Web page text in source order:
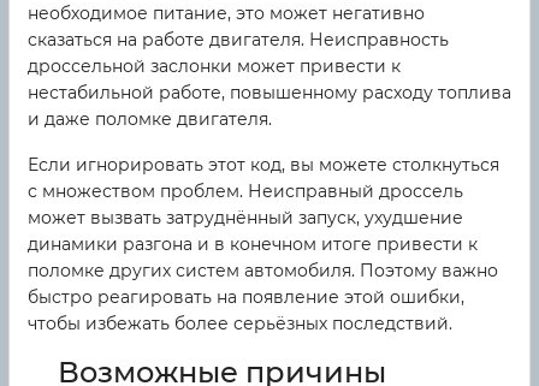
необходимое питание, это может негативно
сказаться на работе двигателя. Неисправность
дроссельной заслонки может привести к
нестабильной работе, повышенному расходу топлива
и даже поломке двигателя.
Если игнорировать этот код, вы можете столкнуться
с множеством проблем. Неисправный дроссель
может вызвать затруднённый запуск, ухудшение
динамики разгона и в конечном итоге привести к
поломке других систем автомобиля. Поэтому важно
быстро реагировать на появление этой ошибки,
чтобы избежать более серьёзных последствий.
Возможные причины